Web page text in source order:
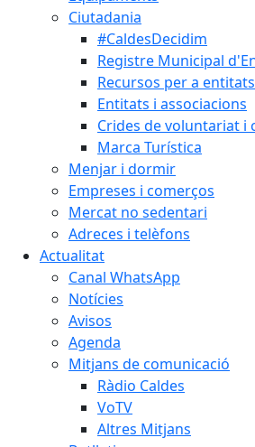
Ciutadania
#CaldesDecidim
Registre Municipal
Recursos per a entitats
Entitats i associacions
Crides de voluntariat i
Marca Turística
Menjar i dormir
Empreses i comerços
Mercat no sedentari
Adreces i telèfons
Actualitat
Canal WhatsApp
Notícies
Avisos
Agenda
Mitjans de comunicació
Ràdio Caldes
VoTV
Altres Mitjans